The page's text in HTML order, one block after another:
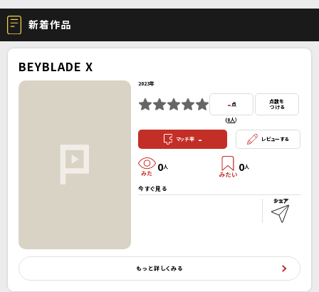
新着作品
BEYBLADE X
2023年
-点
(0人）
点数を
つける
マッチ率 - レビューする
0人 0人
今すぐ見る
もっと詳しくみる